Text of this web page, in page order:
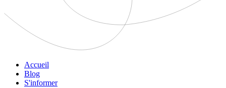
Accueil
Blog
S'informer